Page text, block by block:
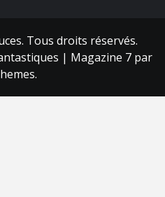
Tous droits réservés.
| Magazine 7 par